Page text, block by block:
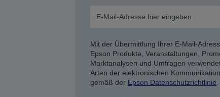
Mit der Übermittlung Ihrer E-Mail-
Epson Produkte, Veranstaltungen,
Marktanalysen und Umfragen
Arten der elektronischen
gemäß der Epson Datenschutzrichtlinie